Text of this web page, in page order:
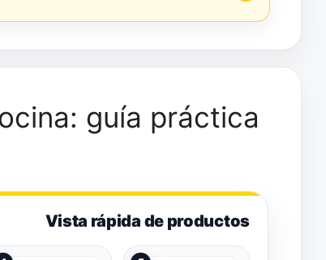
guía práctica
Vista rápida de productos